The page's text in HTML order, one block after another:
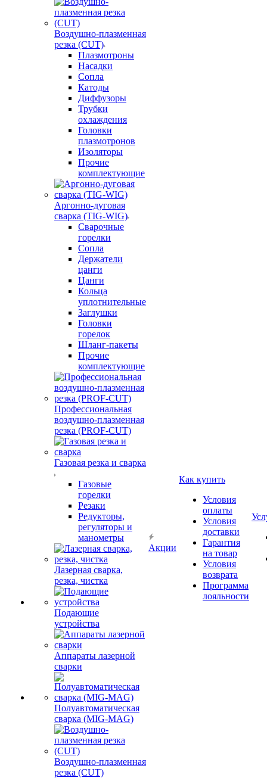
Воздушно-плазменная
резка (CUT)
Плазмотроны
Насадки
Сопла
Катоды
Диффузоры
Трубки
охлаждения
Головки
плазмотронов
Изоляторы
Прочие
комплектующие
Аргонно-дуговая
сварка (TIG-WIG)
Сварочные
горелки
Сопла
Держатели
цанги
Цанги
Кольца
уплотнительные
Заглушки
Головки
горелок
Шланг-пакеты
Прочие
комплектующие
Профессиональная
воздушно-плазменная
резка (PROF-CUT)
Газовая резка и сварка
Газовые
горелки
Резаки
Редукторы,
регуляторы и
манометры
Лазерная сварка,
резка, чистка
Подающие
устройства
Аппараты лазерной
сварки
Полуавтоматическая
сварка (MIG-MAG)
Воздушно-плазменная
резка (CUT)
Акции
Как купить
Условия
оплаты
Условия
доставки
Гарантия
на товар
Условия
возврата
Программа
лояльности